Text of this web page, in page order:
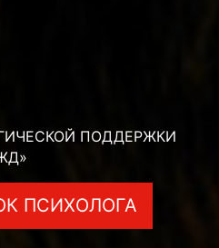
ПОДДЕРЖКИ
ПСИХОЛОГА